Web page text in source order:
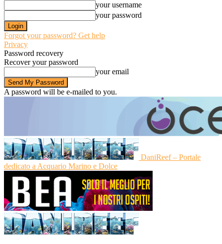
your username
your password
Forgot your password? Get help
Privacy
Password recovery
Recover your password
your email
A password will be e-mailed to you.
DaniReef – Portale
dedicato a Acquario Marino e Dolce